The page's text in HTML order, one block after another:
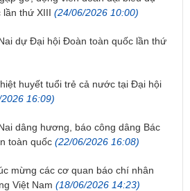
thứ XIII (24/06/2026 10:00)
dự Đại hội Đoàn toàn quốc lần thứ
huyết tuổi trẻ cả nước tại Đại hội
16:09)
dâng hương, báo công dâng Bác
toàn quốc (22/06/2026 16:08)
mừng các cơ quan báo chí nhân
Việt Nam (18/06/2026 14:23)